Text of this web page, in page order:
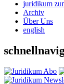
juridikum
Archiv
Über Uns
english